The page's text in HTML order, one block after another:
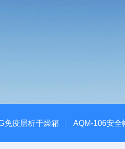
免疫层析干燥箱 AQM-106安全